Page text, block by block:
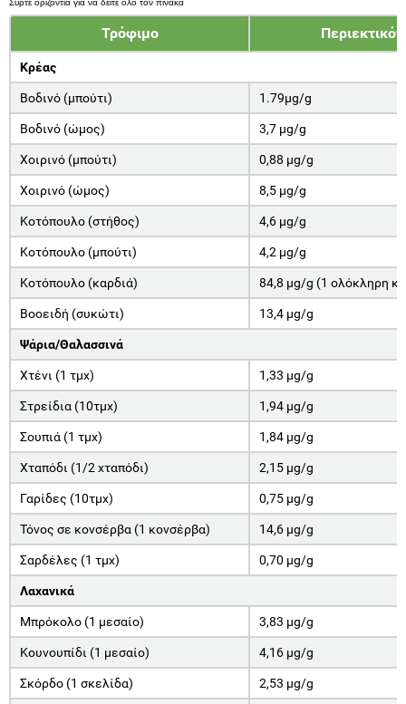
Τρόφιμο
Κρέας
Βοδινό (μπούτι) 1.79μg/g
Βοδινό (ώμος) 3,7 μg/g
Χοιρινό (μπούτι) 0,88 μg/g
Χοιρινό (ώμος) 8,5 μg/g
Κοτόπουλο (στήθος) 4,6 μg/g
Κοτόπουλο (μπούτι) 4,2 μg/g
Κοτόπουλο (καρδιά) 84,8 μg/g (1 ολόκληρη
Βοοειδή (συκώτι) 13,4 μg/g
Ψάρια/Θαλασσινά
Χτένι (1 τμχ) 1,33 μg/g
Στρείδια (10τμχ) 1,94 μg/g
Σουπιά (1 τμχ) 1,84 μg/g
Χταπόδι (1/2 χταπόδι) 2,15 μg/g
Γαρίδες (10τμχ) 0,75 μg/g
Τόνος σε κονσέρβα (1 κονσέρβα) 14,6 μg/g
Σαρδέλες (1 τμχ) 0,70 μg/g
Λαχανικά
Μπρόκολο (1 μεσαίο) 3,83 μg/g
Κουνουπίδι (1 μεσαίο) 4,16 μg/g
Σκόρδο (1 σκελίδα) 2,53 μg/g